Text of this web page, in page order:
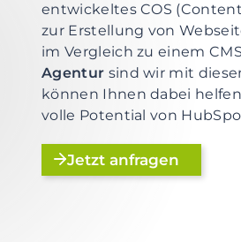
entwickeltes COS
zur Erstellung von
im Vergleich zu einem
Agentur sind wir mit
können Ihnen dabei
volle Potential von
Jetzt anfragen